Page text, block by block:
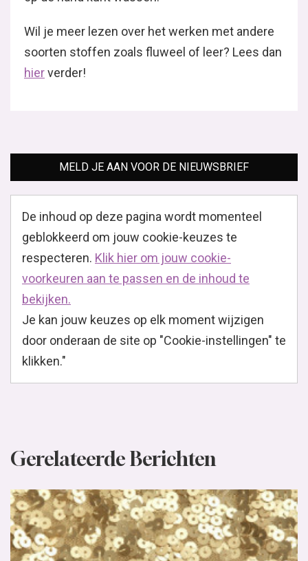
Wil je meer lezen over het werken met andere
soorten stoffen zoals fluweel of leer? Lees dan
hierverder!
MELD JE AAN VOOR DE NIEUWSBRIEF
De inhoud op deze pagina wordt momenteel
geblokkeerd om jouw cookie-keuzes te
respecteren. Klik hier om jouw cookie-
voorkeuren aan te passen en de inhoud te
bekijken.
Je kan jouw keuzes op elk moment wijzigen
door onderaan de site op "Cookie-instellingen" te
klikken."
Gerelateerde Berichten